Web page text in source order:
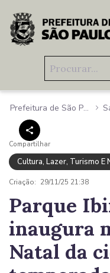
Pular para o Conteúdo
Prefeitura de São Paulo
Compartilhar
Cultura, Lazer, Turismo E
Criação: 29/11/25 21:38
Parque
inaugura
Natal da